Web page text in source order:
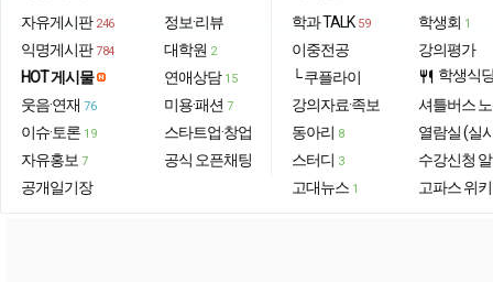
자유게시판 246
익명게시판 784
HOT 게시물
웃음·연재 76
이슈·토론 19
자유홍보 7
공개일기장
정보·리뷰
대학원 2
연애상담 15
미용·패션 7
스타트업·창업
공식 오픈채팅
학과 TALK 59
이중전공
└ 쿠플라이
강의자료·족보
동아리 8
스터디 3
고대뉴스 1
학생회 1
강의평가
restaurant 학생식
셔틀버스
열람실 (실
수강신청
고파스 위키